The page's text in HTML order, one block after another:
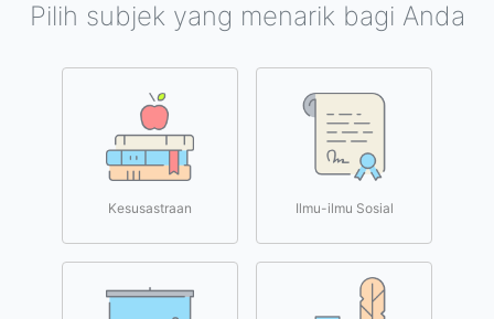
Pilih subjek yang menarik bagi Anda
Kesusastraan Ilmu-ilmu Sosial